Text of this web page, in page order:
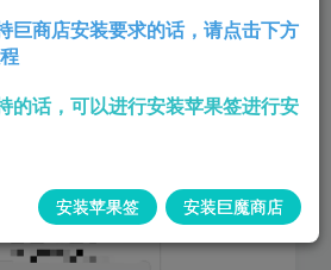
巨商店安装要求的话，请点击下方
的话，可以进行安装苹果签进行安
安装苹果签 安装巨魔商店